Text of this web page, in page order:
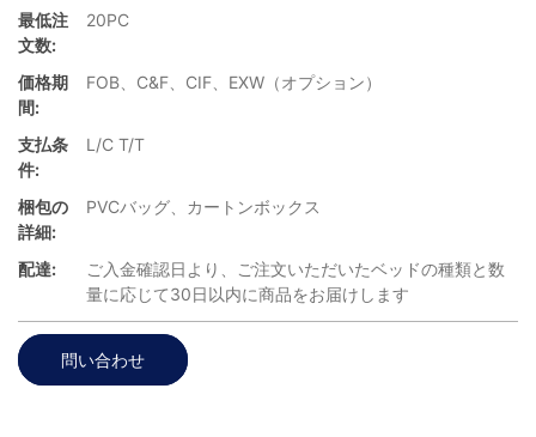
最低注
文数:
20PC
価格期
間:
FOB、C&F、CIF、EXW（オプション）
支払条
件:
L/C T/T
梱包の
詳細:
PVCバッグ、カートンボックス
配達:
ご入金確認日より、ご注文いただいたベッドの種類と数
量に応じて30日以内に商品をお届けします
問い合わせ